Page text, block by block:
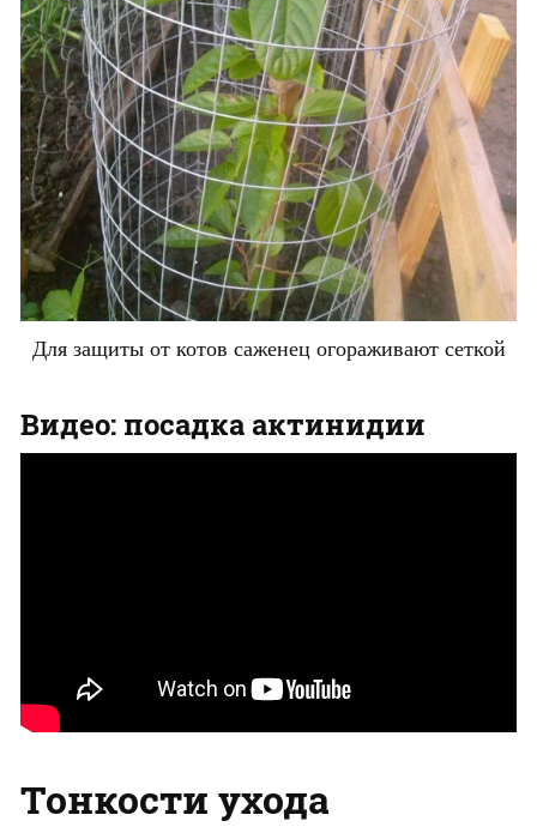
Для защиты от котов саженец огораживают сеткой
Видео: посадка актинидии
Тонкости ухода